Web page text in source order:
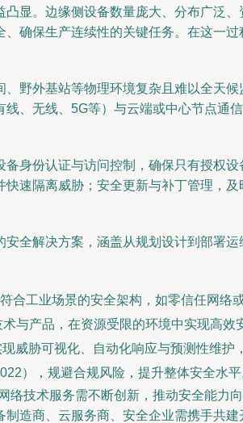
显。边缘侧设备数量庞大、分布广泛
确保生产连续性的关键任务。在这一
野外基站等物理环境复杂且难以全天
、无线、5G等）与云端或中心节点通
身份认证与访问控制，确保只有授权
速隔离威胁；安全更新与补丁管理，
全解决方案，涵盖从规划设计到部署
工业场景的安全架构，如零信任网络
与产品，在资源受限的环境中实现高效
威胁可视化、自动化响应与预测性维护
），规避合规风险，提升整体安全水平
技术服务需不断创新，推动安全能力
造商、云服务商、安全企业需携手共